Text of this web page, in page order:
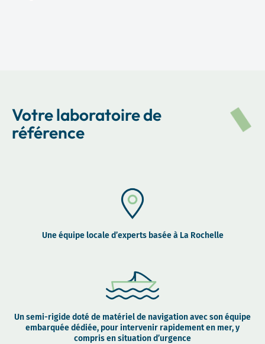
Votre laboratoire de
référence
Une équipe locale d’experts basée à La Rochelle
Un semi-rigide doté de matériel de navigation avec son équipe
embarquée dédiée, pour intervenir rapidement en mer, y
compris en situation d’urgence